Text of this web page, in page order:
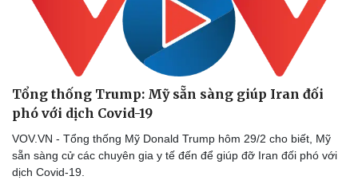
Thể thao
Tổng thống Trump: Mỹ sẵn sàng giúp Iran đối
phó với dịch Covid-19
VOV.VN - Tổng thống Mỹ Donald Trump hôm 29/2 cho biết, Mỹ
sẵn sàng cử các chuyên gia y tế đến để giúp đỡ Iran đối phó với
dịch Covid-19.